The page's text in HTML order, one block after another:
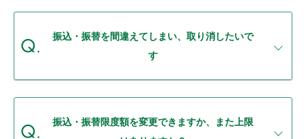
振込・振替を間違えてしまい、取り消したいで
す
振込・振替限度額を変更できますか、また上限